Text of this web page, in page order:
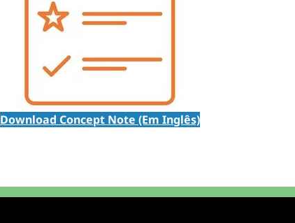
Download Concept Note (Em Inglês)